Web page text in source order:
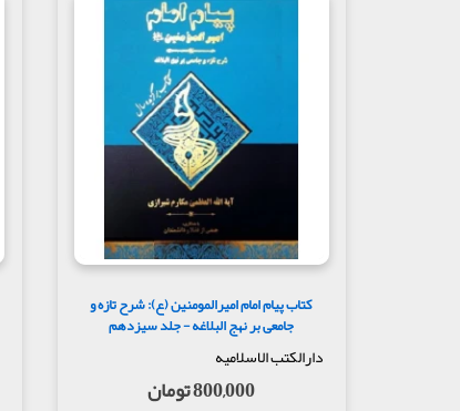
کتاب پیام امام امیرالمومنین (ع): شرح تازه و
جامعی بر نهج البلاغه - جلد سیزدهم
دارالکتب الاسلامیه
800,000 تومان